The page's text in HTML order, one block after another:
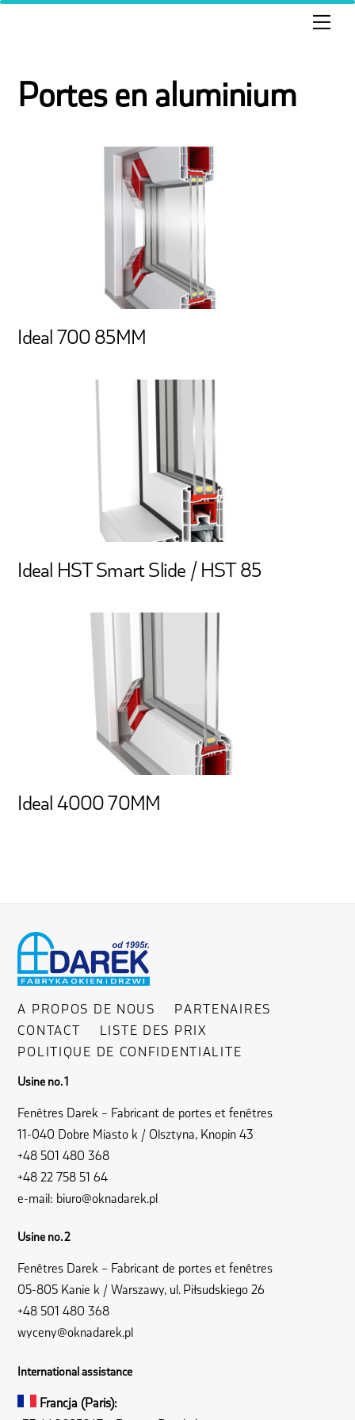
Portes en aluminium
Ideal 700 85MM
Ideal HST Smart Slide / HST 85
Ideal 4000 70MM
A PROPOS DE NOUS
PARTENAIRES
CONTACT
LISTE DES PRIX
POLITIQUE DE CONFIDENTIALITE
Usine no. 1
Fenêtres Darek – Fabricant de portes et fenêtres
11-040 Dobre Miasto k / Olsztyna, Knopin 43
+48 501 480 368
+48 22 758 51 64
e-mail: biuro@oknadarek.pl
Usine no. 2
Fenêtres Darek – Fabricant de portes et fenêtres
05-805 Kanie k / Warszawy, ul. Piłsudskiego 26
+48 501 480 368
wyceny@oknadarek.pl
International assistance
Francja (Paris):